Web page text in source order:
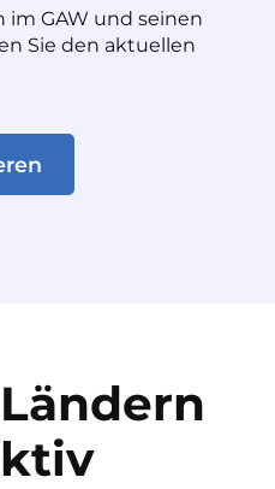
GAW und seinen
Sie den aktuellen